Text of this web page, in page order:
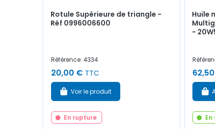
Rotule Supérieure de triangle -
Réf 0996006600
Référence: 4334
20,00 € TTC
Voir le produit
En rupture
Huile
-